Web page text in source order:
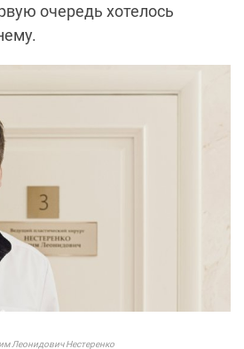
очередь хотелось
Леонидович Нестеренко